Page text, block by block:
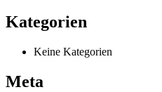
Kategorien
Keine Kategorien
Meta